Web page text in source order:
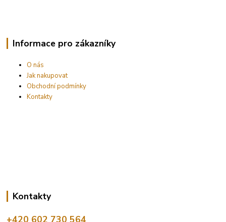
Informace pro zákazníky
O nás
Jak nakupovat
Obchodní podmínky
Kontakty
Kontakty
+420 602 730 564